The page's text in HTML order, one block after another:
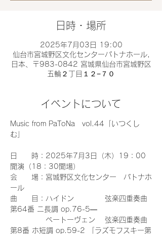
日時・場所
2025年7月03日 19:00
仙台市宮城野区文化センターパトナホール,
日本、〒983-0842 宮城県仙台市宮城野区
五輪２丁目１２−７０
イベントについて
Music from PaToNa　vol.44「いつくし
む」
日　　時：2025年7月3日（木）19：00
開演（18：30開場）
会　　場：宮城野区文化センター　パトナホ
ール
曲　　目：ハイドン 　　　　弦楽四重奏曲
第64番 ニ長調 op.76-5―
ベートーヴェン　 弦楽四重奏曲
第8番 ホ短調 op.59-2 「ラズモフスキー第